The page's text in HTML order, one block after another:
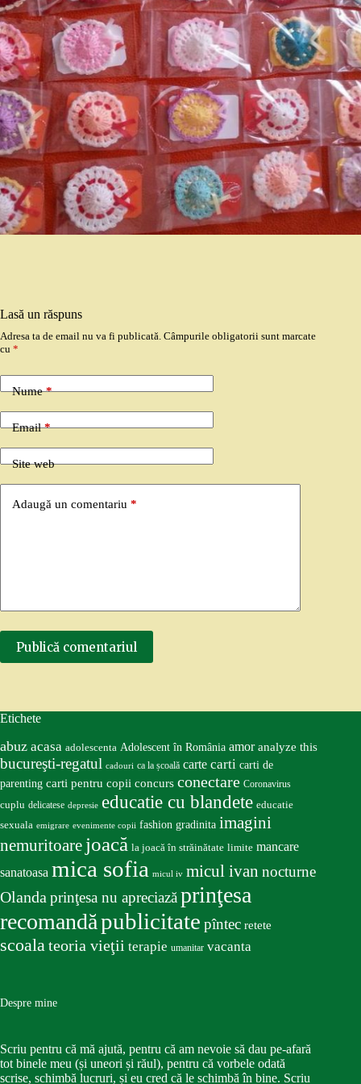
Lasă un răspuns
Adresa ta de email nu va fi publicată. Câmpurile obligatorii sunt marcate
cu *
Nume*
Email*
Site web
Adaugă un comentariu *
Publică comentariul
Etichete
abuz acasa adolescenta Adolescent în România amor analyze this
bucureşti-regatul cadouri ca la școală carte carti carti de
parenting carti pentru copii concurs conectare Coronavirus
cuplu delicatese depresie educatie cu blandete educatie
sexuala emigrare evenimente copii fashion gradinita imagini
nemuritoare joacă la joacă în străinătate limite mancare
sanatoasa mica sofia micul iv micul ivan nocturne
Olandaprinţesa nu apreciazăprinţesa
recomandăpublicitate pîntec retete
scoalateoria vieţii terapie umanitar vacanta
Despre mine
Scriu pentru că mă ajută, pentru că am nevoie să dau pe-afară
tot binele meu (și uneori și răul), pentru că vorbele odată
scrise, schimbă lucruri, și eu cred că le schimbă în bine. Scriu